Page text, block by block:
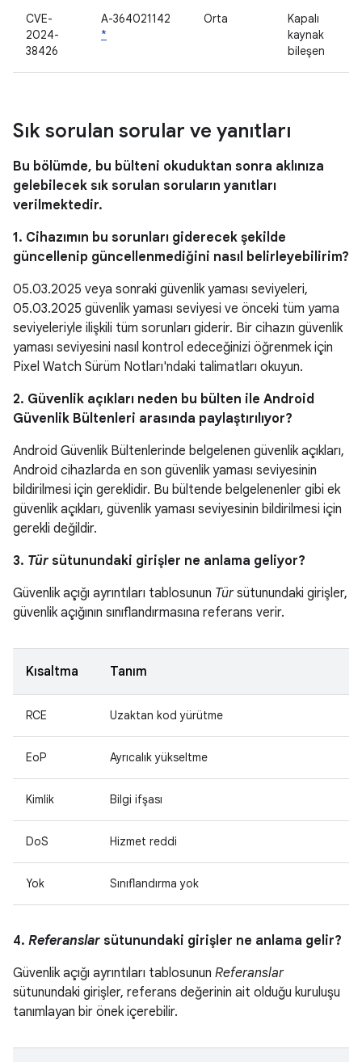
CVE-
2024-
38426
A-364021142
*
Orta
Kapalı
kaynak
bileşen
Sık sorulan sorular ve yanıtları
Bu bölümde, bu bülteni okuduktan sonra aklınıza
gelebilecek sık sorulan soruların yanıtları
verilmektedir.
1. Cihazımın bu sorunları giderecek şekilde
güncellenip güncellenmediğini nasıl belirleyebilirim?
05.03.2025 veya sonraki güvenlik yaması seviyeleri,
05.03.2025 güvenlik yaması seviyesi ve önceki tüm yama
seviyeleriyle ilişkili tüm sorunları giderir. Bir cihazın güvenlik
yaması seviyesini nasıl kontrol edeceğinizi öğrenmek için
Pixel Watch Sürüm Notları'ndaki talimatları okuyun.
2. Güvenlik açıkları neden bu bülten ile Android
Güvenlik Bültenleri arasında paylaştırılıyor?
Android Güvenlik Bültenlerinde belgelenen güvenlik açıkları,
Android cihazlarda en son güvenlik yaması seviyesinin
bildirilmesi için gereklidir. Bu bültende belgelenenler gibi ek
güvenlik açıkları, güvenlik yaması seviyesinin bildirilmesi için
gerekli değildir.
3. Tür sütunundaki girişler ne anlama geliyor?
Güvenlik açığı ayrıntıları tablosunun Türsütunundaki girişler,
güvenlik açığının sınıflandırmasına referans verir.
Kısaltma Tanım
RCE Uzaktan kod yürütme
EoP Ayrıcalık yükseltme
Kimlik Bilgi ifşası
DoS Hizmet reddi
Yok Sınıflandırma yok
4. Referanslar sütunundaki girişler ne anlama gelir?
Güvenlik açığı ayrıntıları tablosunun Referanslar
sütunundaki girişler, referans değerinin ait olduğu kuruluşu
tanımlayan bir önek içerebilir.